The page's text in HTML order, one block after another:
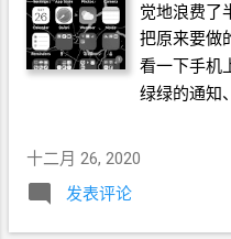
觉地浪费了
把原来要做
看一下手机
绿绿的通知
十二月 26, 2020
发表评论